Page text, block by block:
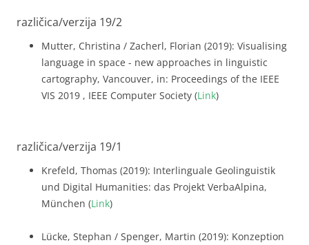
različica/verzija 19/2
Mutter, Christina / Zacherl, Florian (2019): Visualising
language in space - new approaches in linguistic
cartography, Vancouver, in: Proceedings of the IEEE
VIS 2019 , IEEE Computer Society (Link)
različica/verzija 19/1
Krefeld, Thomas (2019): Interlinguale Geolinguistik
und Digital Humanities: das Projekt VerbaAlpina,
München (Link)
Lücke, Stephan / Spenger, Martin (2019): Konzeption